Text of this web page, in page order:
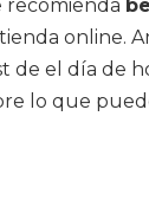
recomienda
online.
de el día de
lo que